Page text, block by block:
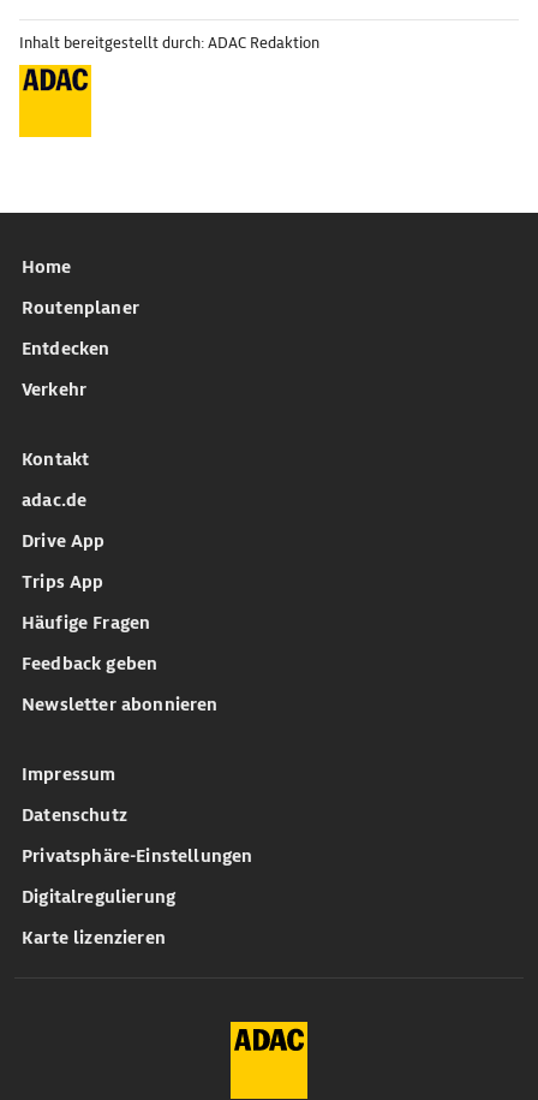
Inhalt bereitgestellt durch: ADAC Redaktion
Home
Routenplaner
Entdecken
Verkehr
Kontakt
adac.de
Drive App
Trips App
Häufige Fragen
Feedback geben
Newsletter abonnieren
Impressum
Datenschutz
Privatsphäre-Einstellungen
Digitalregulierung
Karte lizenzieren